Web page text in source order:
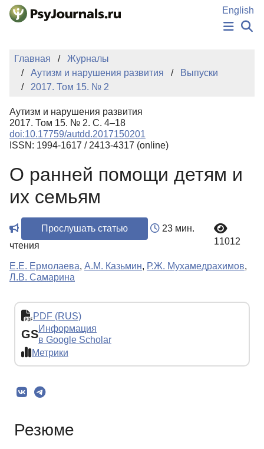
Перейти к основному содержанию
English
НОВОСТИ
АВТОРЫ
КЛЮЧЕВЫЕ СЛОВА
Регистрация
Главная
Журналы
Аутизм и нарушения развития
Выпуски
2017. Том 15. № 2
Аутизм и нарушения развития
2017. Том 15. № 2. С. 4–18
doi:10.17759/autdd.2017150201
ISSN: 1994-1617 / 2413-4317 (online)
О ранней помощи детям и
их семьям
Прослушать статью
23 мин.
чтения
11012
Е.Е. Ермолаева, А.М. Казьмин, Р.Ж. Мухамедрахимов,
Л.В. Самарина
PDF (RUS)
GSИнформация
в Google Scholar
Метрики
Резюме